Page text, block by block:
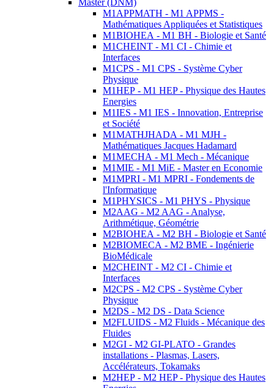
Master (DNM)
M1APPMATH - M1 APPMS -
Mathématiques Appliquées et Statistiques
M1BIOHEA - M1 BH - Biologie et Santé
M1CHEINT - M1 CI - Chimie et
Interfaces
M1CPS - M1 CPS - Système Cyber
Physique
M1HEP - M1 HEP - Physique des Hautes
Energies
M1IES - M1 IES - Innovation, Entreprise
et Société
M1MATHJHADA - M1 MJH -
Mathématiques Jacques Hadamard
M1MECHA - M1 Mech - Mécanique
M1MIE - M1 MiE - Master en Economie
M1MPRI - M1 MPRI - Fondements de
l'Informatique
M1PHYSICS - M1 PHYS - Physique
M2AAG - M2 AAG - Analyse,
Arithmétique, Géométrie
M2BIOHEA - M2 BH - Biologie et Santé
M2BIOMECA - M2 BME - Ingénierie
BioMédicale
M2CHEINT - M2 CI - Chimie et
Interfaces
M2CPS - M2 CPS - Système Cyber
Physique
M2DS - M2 DS - Data Science
M2FLUIDS - M2 Fluids - Mécanique des
Fluides
M2GI - M2 GI-PLATO - Grandes
installations - Plasmas, Lasers,
Accélérateurs, Tokamaks
M2HEP - M2 HEP - Physique des Hautes